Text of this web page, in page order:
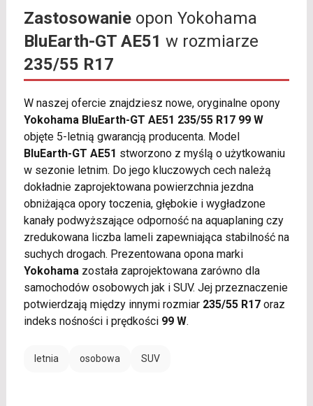
Zastosowanieopon Yokohama
BluEarth-GT AE51 w rozmiarze
235/55 R17
W naszej ofercie znajdziesz nowe, oryginalne opony
Yokohama BluEarth-GT AE51 235/55 R17 99 W
objęte 5-letnią gwarancją producenta. Model
BluEarth-GT AE51 stworzono z myślą o użytkowaniu
w sezonie letnim. Do jego kluczowych cech należą
dokładnie zaprojektowana powierzchnia jezdna
obniżająca opory toczenia, głębokie i wygładzone
kanały podwyższające odporność na aquaplaning czy
zredukowana liczba lameli zapewniająca stabilność na
suchych drogach. Prezentowana opona marki
Yokohamazostała zaprojektowana zarówno dla
samochodów osobowych jak i SUV. Jej przeznaczenie
potwierdzają między innymi rozmiar 235/55 R17oraz
indeks nośności i prędkości 99 W.
letnia osobowa SUV